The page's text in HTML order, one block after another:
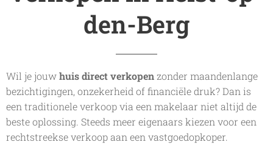
den-Berg
Wil je jouwhuis direct verkopen zonder maandenlange
bezichtigingen, onzekerheid of financiële druk? Dan is
een traditionele verkoop via een makelaar niet altijd de
beste oplossing. Steeds meer eigenaars kiezen voor een
rechtstreekse verkoop aan een vastgoedopkoper.